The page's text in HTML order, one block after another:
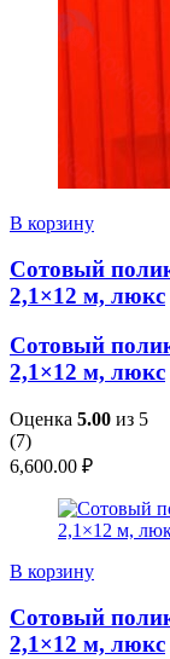
В корзину
Сотовый
2,1×12 м, люкс
Сотовый
2,1×12 м, люкс
Оценка 5.00 из 5
(7)
6,600.00 ₽
В корзину
Сотовый
2,1×12 м, люкс